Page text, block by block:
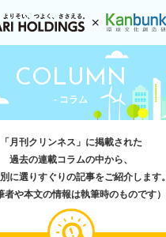
COLUMN
- コラム
「月刊クリンネス」に掲載された
過去の連載コラムの中から、
に選りすぐりの記事をご紹介します。
者や本文の情報は執筆時のものです）